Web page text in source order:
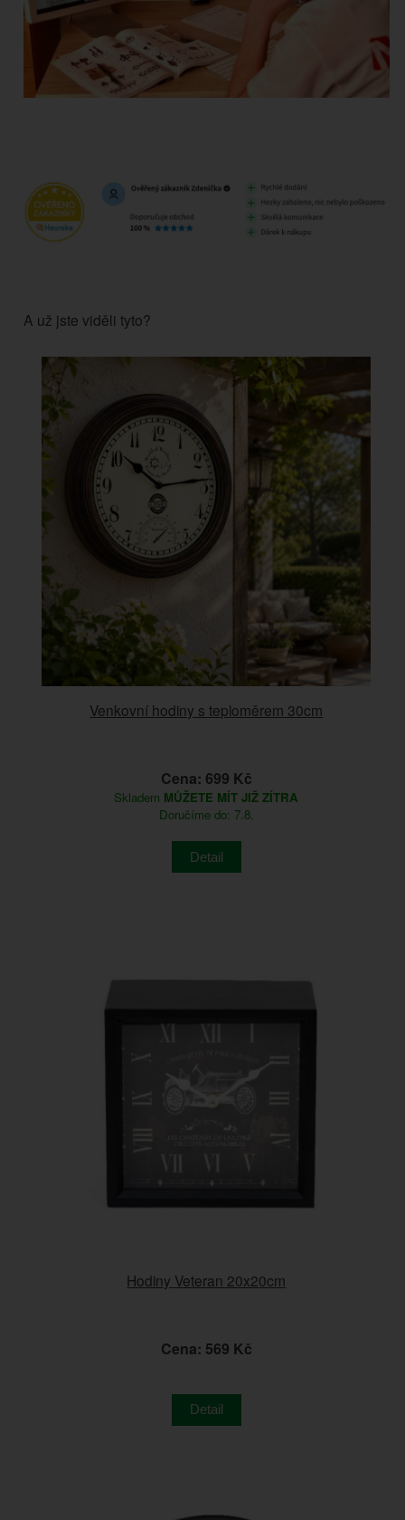
A už jste viděli tyto?
Venkovní hodiny s teploměrem 30cm
Cena: 699 Kč
Skladem MŮŽETE MÍT JIŽ ZÍTRA
Doručíme do: 7.8.
Detail
Hodiny Veteran 20x20cm
Cena: 569 Kč
Detail